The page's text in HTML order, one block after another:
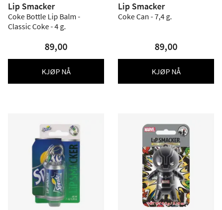
Lip Smacker
Coke Bottle Lip Balm -
Classic Coke - 4 g.
89,00
KJØP NÅ
Lip Smacker
Coke Can - 7,4 g.
89,00
KJØP NÅ